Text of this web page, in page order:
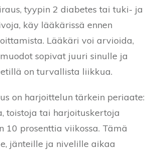
tyypin 2 diabetes tai tuki- ja
käy lääkärissä ennen
Lääkäri voi arvioida,
sopivat juuri sinulle ja
on turvallista liikkua.
on harjoittelun tärkein periaate:
toistoja tai harjoituskertoja
10 prosenttia viikossa. Tämä
jänteille ja nivelille aikaa